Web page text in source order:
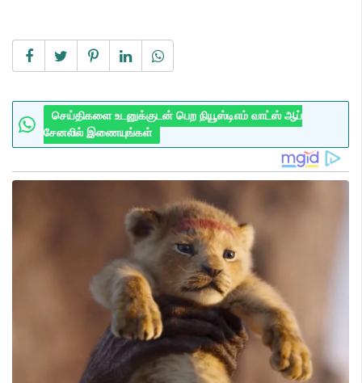
செய்திகளை உடனுக்குடன் பெற நியூஸ்டிஎம் வாட்ஸ் ஆப்
சேனலில் இணையுங்கள்